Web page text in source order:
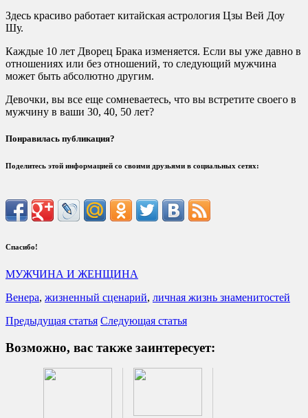
Здесь красиво работает китайская астрология Цзы Вей Доу
Шу.
Каждые 10 лет Дворец Брака изменяется. Если вы уже давно в
отношениях или без отношений, то следующий мужчина
может быть абсолютно другим.
Девочки, вы все еще сомневаетесь, что вы встретите своего в
мужчину в ваши 30, 40, 50 лет?
Понравилась публикация?
Поделитесь этой информацией со своими друзьями в социальных сетях:
Спасибо!
МУЖЧИНА И ЖЕНЩИНА
Венера, жизненный сценарий, личная жизнь знаменитостей
Предыдущая статья Следующая статья
Возможно, вас также заинтересует: